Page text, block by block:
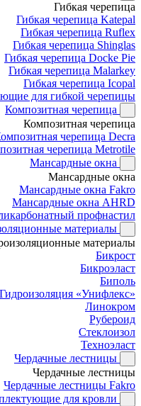
Гибкая черепица
Гибкая черепица Katepal
Гибкая черепица Ruflex
Гибкая черепица Shinglas
Гибкая черепица Docke Pie
Гибкая черепица Malarkey
Гибкая черепица Icopal
для гибкой черепицы
Композитная черепица
Композитная черепица
черепица Decra
черепица Metrotile
Мансардные окна
Мансардные окна
Мансардные окна Fakro
Мансардные окна AHRD
профнастил
материалы
материалы
Бикрост
Бикроэласт
Биполь
Гидроизоляция «Унифлекс»
Линокром
Рубероид
Стеклоизол
Техноэласт
Чердачные лестницы
Чердачные лестницы
Чердачные лестницы Fakro
для кровли